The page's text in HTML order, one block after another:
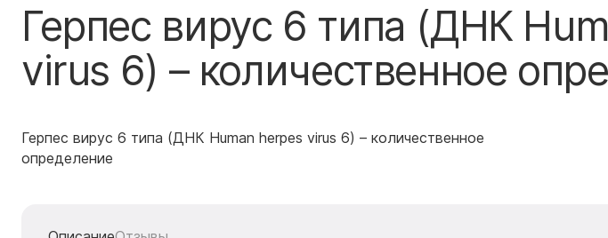
Герпес вирус 6 типа (ДНК
virus 6) – количественное
Герпес вирус 6 типа (ДНК Human herpes virus 6) – количественное
определение